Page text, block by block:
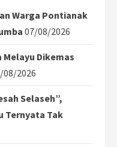
Warga Pontianak
07/08/2026
Melayu Dikemas
08/2026
Selaseh”,
Ternyata Tak